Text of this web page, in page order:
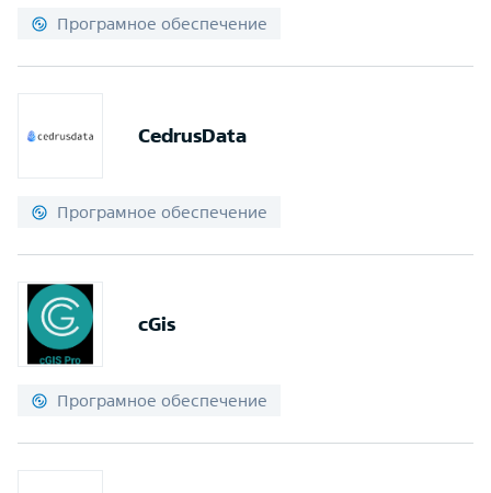
Програмное обеспечение
CedrusData
Програмное обеспечение
cGis
Програмное обеспечение